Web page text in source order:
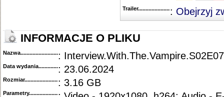
Trailer...........................................
: Obejrzyj
INFORMACJE O PLIKU
Nazwa.............................................
:
Data wydania......................................
: 23.06.2024
Rozmiar...........................................
: 3.16 GB
Parametry.........................................